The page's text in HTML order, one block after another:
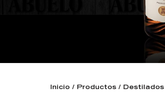
Inicio Productos Destilados